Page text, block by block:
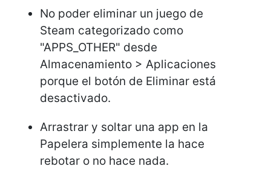
No poder eliminar un juego de
Steam categorizado como
"APPS_OTHER" desde
Almacenamiento > Aplicaciones
porque el botón de Eliminar está
desactivado.
Arrastrar y soltar una app en la
Papelera simplemente la hace
rebotar o no hace nada.